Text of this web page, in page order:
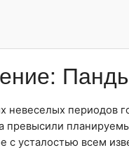
невеселых периодов
превысили
с усталостью всем